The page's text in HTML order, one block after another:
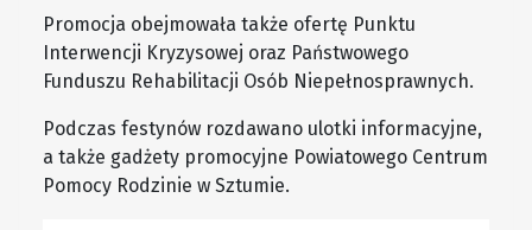
Promocja obejmowała także ofertę Punktu
Interwencji Kryzysowej oraz Państwowego
Funduszu Rehabilitacji Osób Niepełnosprawnych.
Podczas festynów rozdawano ulotki informacyjne,
a także gadżety promocyjne Powiatowego Centrum
Pomocy Rodzinie w Sztumie.